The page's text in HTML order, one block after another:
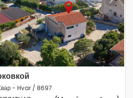
Next
- Hvar / 8697